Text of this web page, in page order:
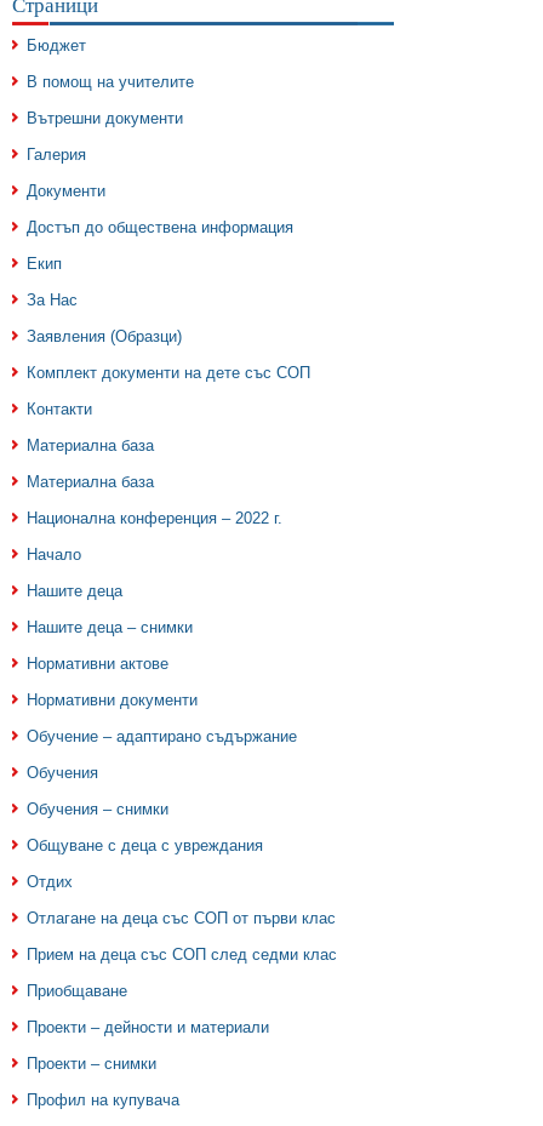
Страници
Бюджет
В помощ на учителите
Вътрешни документи
Галерия
Документи
Достъп до обществена информация
Екип
За Нас
Заявления (Образци)
Комплект документи на дете със СОП
Контакти
Материална база
Материална база
Национална конференция – 2022 г.
Начало
Нашите деца
Нашите деца – снимки
Нормативни актове
Нормативни документи
Обучение – адаптирано съдържание
Обучения
Обучения – снимки
Общуване с деца с увреждания
Отдих
Отлагане на деца със СОП от първи клас
Прием на деца със СОП след седми клас
Приобщаване
Проекти – дейности и материали
Проекти – снимки
Профил на купувача